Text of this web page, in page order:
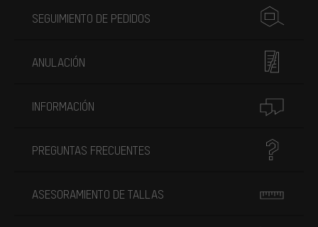
SEGUIMIENTO DE PEDIDOS
ANULACIÓN
INFORMACIÓN
PREGUNTAS FRECUENTES
ASESORAMIENTO DE TALLAS